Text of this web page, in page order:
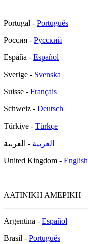
Portugal - Português
Россия - Русский
España - Español
Sverige - Svenska
Suisse - Français
Schweiz - Deutsch
Türkiye - Türkçe
العربية - العربية
United Kingdom - English
ΛΑΤΙΝΙΚΗ ΑΜΕΡΙΚΗ
Argentina - Español
Brasil - Português